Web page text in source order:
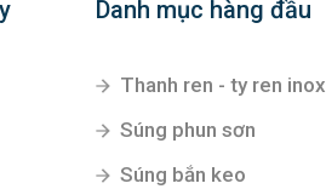
Danh mục hàng đầu
Thanh ren - ty ren inox
Súng phun sơn
Súng bắn keo